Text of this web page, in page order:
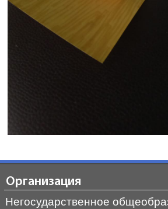
Организация
Негосударственное